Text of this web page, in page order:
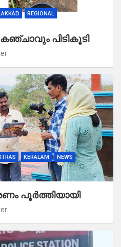
REGIONAL
പിടികൂടി
KERALAM
NEWS
പൂർത്തിയായി